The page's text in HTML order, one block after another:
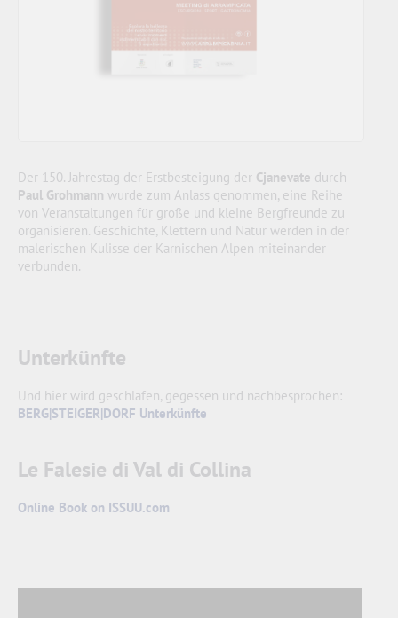
Der 150. Jahrestag der Erstbesteigung der Cjanevate durch
Paul Grohmann wurde zum Anlass genommen, eine Reihe
von Veranstaltungen für große und kleine Bergfreunde zu
organisieren. Geschichte, Klettern und Natur werden in der
malerischen Kulisse der Karnischen Alpen miteinander
verbunden.
Unterkünfte
Und hier wird geschlafen, gegessen und nachbesprochen:
BERG|STEIGER|DORF Unterkünfte
Le Falesie di Val di Collina
Online Book on ISSUU.com